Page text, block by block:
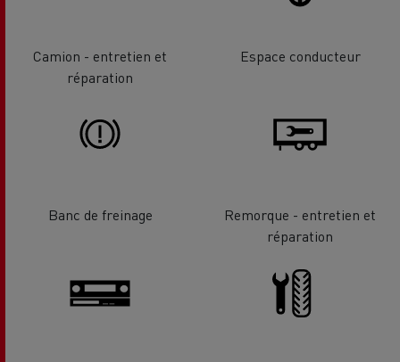
Camion - entretien et
réparation
Espace conducteur
Banc de freinage
Remorque - entretien et
réparation